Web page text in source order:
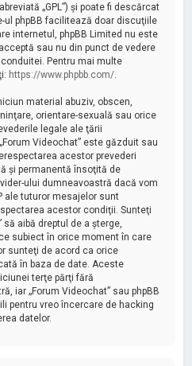
„GPL”) şi poate fi descărcat
ul phpBB facilitează doar discuţiile
internetul, phpBB Limited nu este
sau nu din punct de vedere
Pentru mai multe
https://www.phpbb.com/.
material abuziv, obscen,
orientare-sexuală sau orice
legale ale ţării
Videochat” este găzduit sau
acestor prevederi
şi permanentă însoţită de
ului dumneavoastră dacă vom
ale tuturor mesajelor sunt
acestor condiţii. Sunteţi
să aibă dreptul de a şterge,
subiect în orice moment în care
sunteţi de acord ca orice
în baza de date. Aceste
terţe părţi fără
iar „Forum Videochat” sau phpBB
pentru vreo încercare de hacking
datelor.